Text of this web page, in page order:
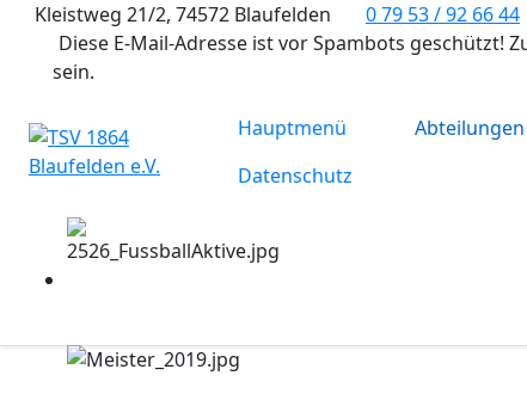
Kleistweg 21/2, 74572 Blaufelden
0 79 53 / 92 66 44
Diese E-Mail-Adresse ist vor Spambots geschützt!
sein.
Hauptmenü Abteilungen
Datenschutz